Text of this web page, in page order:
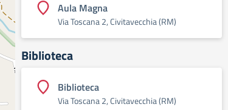
Aula Magna
Via Toscana 2, Civitavecchia (RM)
Biblioteca
Biblioteca
Via Toscana 2, Civitavecchia (RM)